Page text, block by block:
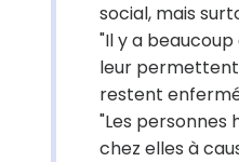
social, mais
"Il y a
leur permettent
restent
"Les personnes
chez elles à